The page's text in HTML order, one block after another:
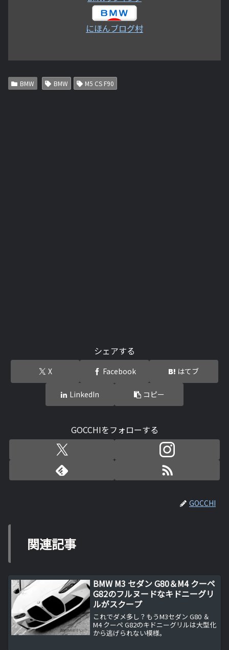
にほんブログ村
BMW BMW M5 CS F90
シェアする
X Facebook はてブ
LinkedIn コピー
GOCCHIをフォローする
GOCCHI
関連記事
BMW M3 セダン G80＆M4 クーペ
G82のフルヌードなキドニーグリ
ルがスクープ
これでダメ多し？もうM3セダン G80 ＆
M4 クーペ G82のキドニーグリルは大型化
から逃げられない模様。